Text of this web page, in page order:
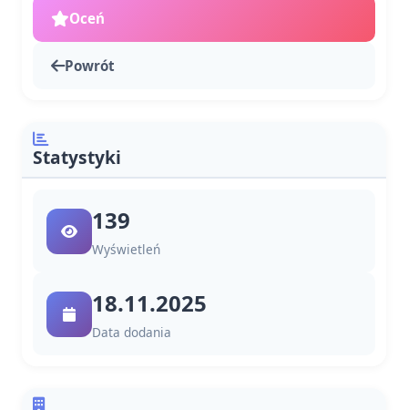
Oceń
Powrót
Statystyki
139
Wyświetleń
18.11.2025
Data dodania